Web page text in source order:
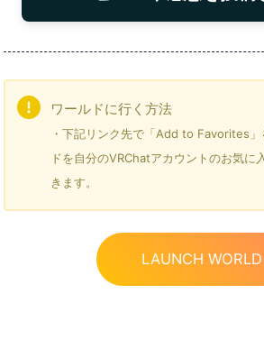
ワールドに行く方法
・下記リンク先で「Add to Favorites
ドを自分のVRChatアカウントのお気に
きます。
LAUNCH WORLD